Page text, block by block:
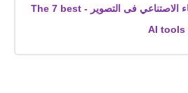
أفضل 7 أدوات الذكاء الاصتناعي فى التصوير - The 7 best
AI tools